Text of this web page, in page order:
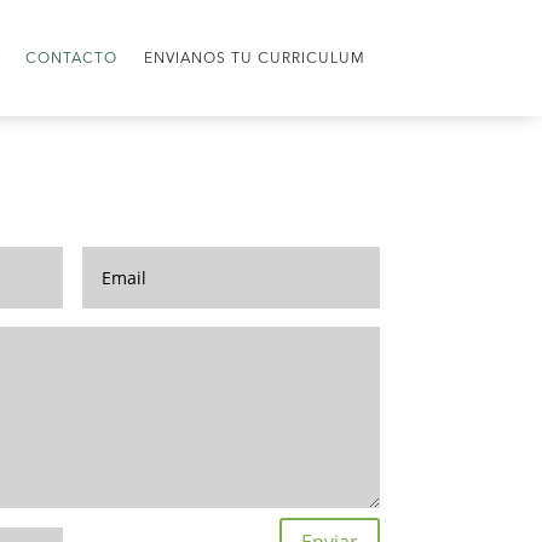
CONTACTO ENVIANOS TU CURRICULUM